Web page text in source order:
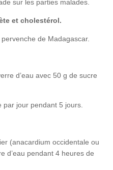
sur les parties malades.
et cholestérol.
de Madagascar.
d’eau avec 50 g de sucre
par jour pendant 5 jours.
(anacardium occidentale ou
d’eau pendant 4 heures de